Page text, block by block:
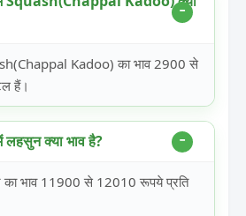
Kadoo) का भाव 2900 से
हैं।
क्या भाव है?
भाव 11900 से 12010 रूपये प्रति